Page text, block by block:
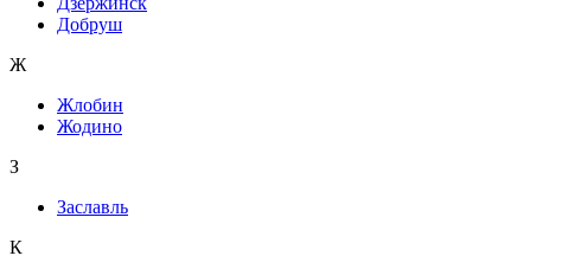
Добруш
Ж
Жлобин
Жодино
З
Заславль
К